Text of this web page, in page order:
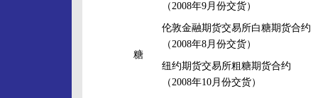
（2008年9月份交货）
糖
伦敦金融期货交易所白糖期货合约
（2008年8月份交货）
纽约期货交易所粗糖期货合约
（2008年10月份交货）